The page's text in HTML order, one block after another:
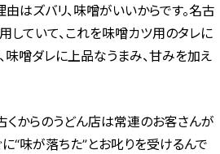
はズバリ、味噌がいいからです。名古
ていて、これを味噌カツ用のタレに
味噌ダレに上品なうまみ、甘みを加え
くからのうどん店は常連のお客さんが
“味が落ちた”とお叱りを受けるんで